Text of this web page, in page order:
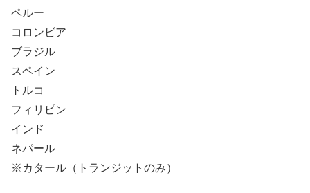
ペルー
コロンビア
ブラジル
スペイン
トルコ
フィリピン
インド
ネパール
※カタール（トランジットのみ）